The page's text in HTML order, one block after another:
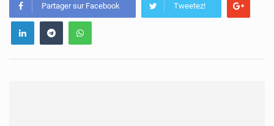
Partager sur Facebook Tweetez!